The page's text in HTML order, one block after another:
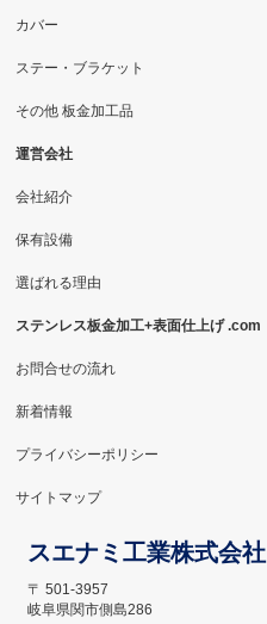
カバー
ステー・ブラケット
その他 板金加工品
運営会社
会社紹介
保有設備
選ばれる理由
ステンレス板金加工+表面仕上げ .com
お問合せの流れ
新着情報
プライバシーポリシー
サイトマップ
スエナミ工業株式会社
〒 501-3957
岐阜県関市側島286